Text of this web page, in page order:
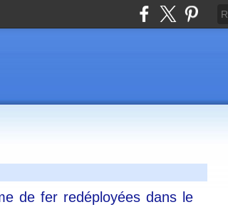
de fer redéployées dans le